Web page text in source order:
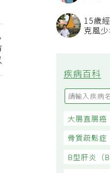
15歲
克風
疾病百科